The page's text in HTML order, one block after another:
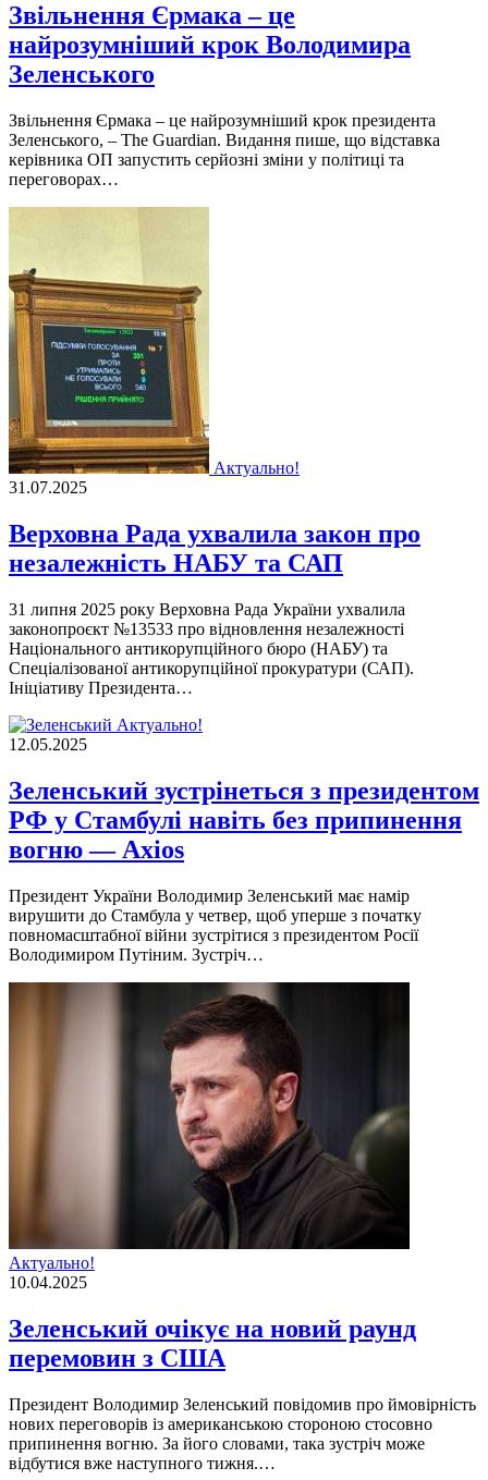
Звільнення Єрмака – це
найрозумніший крок Володимира
Зеленського
Звільнення Єрмака – це найрозумніший крок президента
Зеленського, – The Guardian. Видання пише, що відставка
керівника ОП запустить серйозні зміни у політиці та
переговорах…
Актуально!
31.07.2025
Верховна Рада ухвалила закон про
незалежність НАБУ та САП
31 липня 2025 року Верховна Рада України ухвалила
законопроєкт №13533 про відновлення незалежності
Національного антикорупційного бюро (НАБУ) та
Спеціалізованої антикорупційної прокуратури (САП).
Ініціативу Президента…
Актуально!
12.05.2025
Зеленський зустрінеться з президентом
РФ у Стамбулі навіть без припинення
вогню — Axios
Президент України Володимир Зеленський має намір
вирушити до Стамбула у четвер, щоб уперше з початку
повномасштабної війни зустрітися з президентом Росії
Володимиром Путіним. Зустріч…
Актуально!
10.04.2025
Зеленський очікує на новий раунд
перемовин з США
Президент Володимир Зеленський повідомив про ймовірність
нових переговорів із американською стороною стосовно
припинення вогню. За його словами, така зустріч може
відбутися вже наступного тижня.…